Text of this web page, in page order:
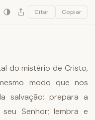
Católica
Citar Copiar
do mistério de Cristo,
modo que nos
salvação: prepara a
Senhor; lembra e